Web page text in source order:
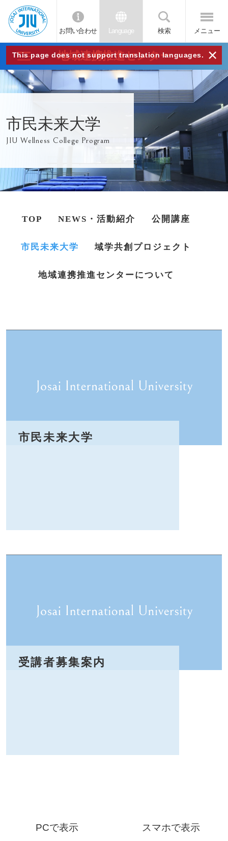
JIU
城西
大学
お問い合わせ Language 検索 メニュー
This page does not support translation languages. ×
地域連携推進センター
市民未来大学
JIU Wellness College Program
TOP NEWS・活動紹介 公開講座
市民未来大学 域学共創プロジェクト
地域連携推進センターについて
市民未来大学
受講者募集案内
PCで表示 スマホで表示